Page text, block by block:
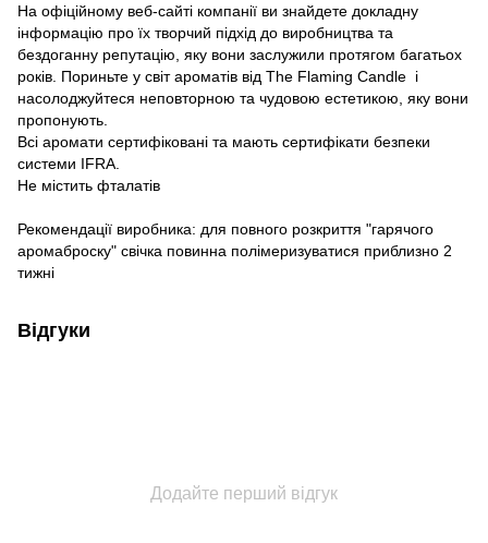
На офіційному веб-сайті компанії ви знайдете докладну
інформацію про їх творчий підхід до виробництва та
бездоганну репутацію, яку вони заслужили протягом багатьох
років. Пориньте у світ ароматів від The Flaming Candle і
насолоджуйтеся неповторною та чудовою естетикою, яку вони
пропонують.
Всі аромати сертифіковані та мають сертифікати безпеки
системи IFRA.
Не містить фталатів
Рекомендації виробника: для повного розкриття "гарячого
аромаброску" свічка повинна полімеризуватися приблизно 2
тижні
Відгуки
Додайте перший відгук